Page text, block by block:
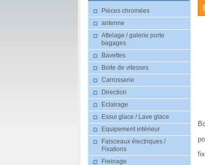
Pièces chromées
antenne
Attelage / galerie porte
bagages
Bavettes
Boite de vitesses
Carrosserie
Direction
Eclairage
Essui glace / Lave glace
Equipement intérieur
Faisceaux électriques /
Fixations
Freinage